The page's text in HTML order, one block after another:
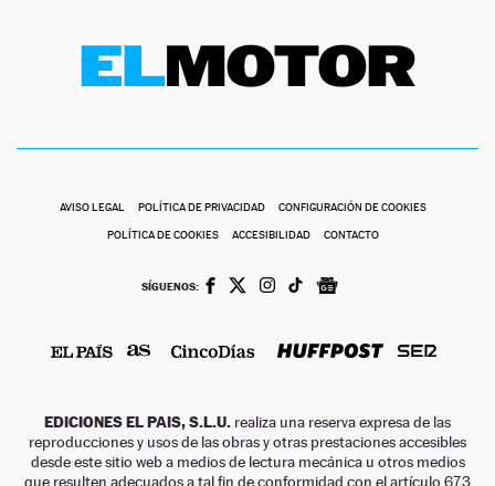
AVISO LEGAL POLÍTICA DE PRIVACIDAD CONFIGURACIÓN DE COOKIES
POLÍTICA DE COOKIES ACCESIBILIDAD CONTACTO
SÍGUENOS:
EDICIONES EL PAIS, S.L.U. realiza una reserva expresa de las
reproducciones y usos de las obras y otras prestaciones accesibles
desde este sitio web a medios de lectura mecánica u otros medios
que resulten adecuados a tal fin de conformidad con el artículo 67.3